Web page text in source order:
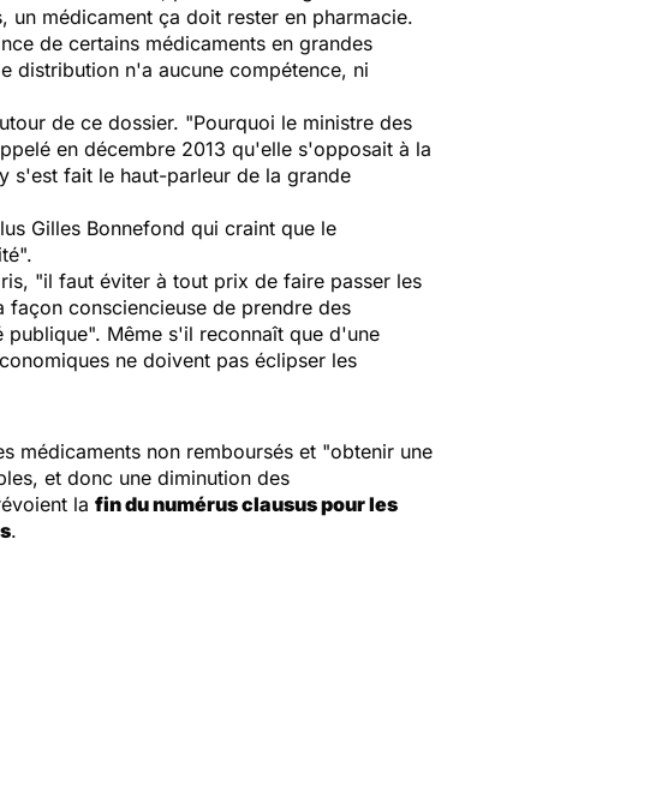
médicament ça doit rester en pharmacie.
de certains médicaments en grandes
distribution n'a aucune compétence, ni
de ce dossier. "Pourquoi le ministre des
en décembre 2013 qu'elle s'opposait à la
s'est fait le haut-parleur de la grande
Gilles Bonnefond qui craint que le
"il faut éviter à tout prix de faire passer les
consciencieuse de prendre des
Même s'il reconnaît que d'une
ne doivent pas éclipser les
médicaments non remboursés et "obtenir une
et donc une diminution des
la fin du numérus clausus pour les
.